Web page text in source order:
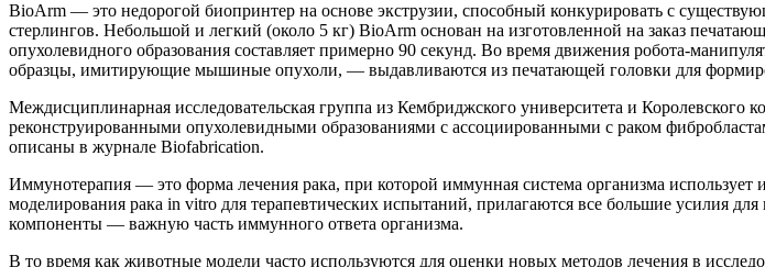
BioArm — это недорогой биопринтер на основе экструзии, способный конкурировать с
стерлингов. Небольшой и легкий (около 5 кг) BioArm основан на изготовленной на заказ
опухолевидного образования составляет примерно 90 секунд. Во время движения робота-
образцы, имитирующие мышиные опухоли, — выдавливаются из печатающей головки для
Междисциплинарная исследовательская группа из Кембриджского университета и
реконструированными опухолевидными образованиями с ассоциированными с раком
описаны в журнале Biofabrication.
Иммунотерапия — это форма лечения рака, при которой иммунная система организма
моделирования рака in vitro для терапевтических испытаний, прилагаются все большие усилия
компоненты — важную часть иммунного ответа организма.
В то время как животные модели часто используются для оценки новых методов лечения в